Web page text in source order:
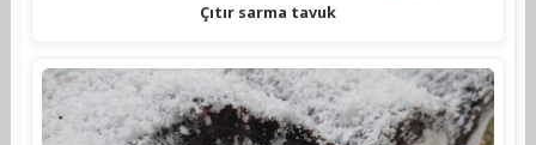
Çıtır sarma tavuk